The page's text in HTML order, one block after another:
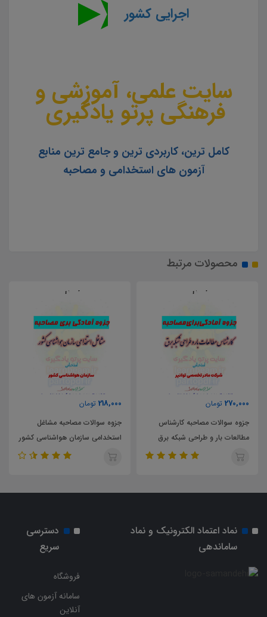
اجرایی کشور
سایت علمی، آموزشی و
فرهنگی پرتو یادگیری
کامل ترین، کاربردی ترین و جامع ترین منابع
آزمون های استخدامی و مصاحبه
محصولات مرتبط
218,000
جزوه سوالات مصاحبه مشاغل
استخدامی سازمان هواشناسی کشور
218,000
جزوه سوالات مصاحبه مشاغل
استخدامی شرکت مادرتخصصی
نماد اعتماد الکترونیک و نماد
ساماندهی
دسترسی
سریع
فروشگاه
سامانه آزمون های
آنلاین